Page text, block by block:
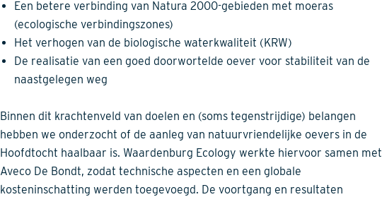
Een betere verbinding van Natura 2000-gebieden met moeras
(ecologische verbindingszones)
Het verhogen van de biologische waterkwaliteit (KRW)
De realisatie van een goed doorwortelde oever voor stabiliteit van de
naastgelegen weg
Binnen dit krachtenveld van doelen en (soms tegenstrijdige) belangen
hebben we onderzocht of de aanleg van natuurvriendelijke oevers in de
Hoofdtocht haalbaar is. Waardenburg Ecology werkte hiervoor samen met
Aveco De Bondt, zodat technische aspecten en een globale
kosteninschatting werden toegevoegd. De voortgang en resultaten